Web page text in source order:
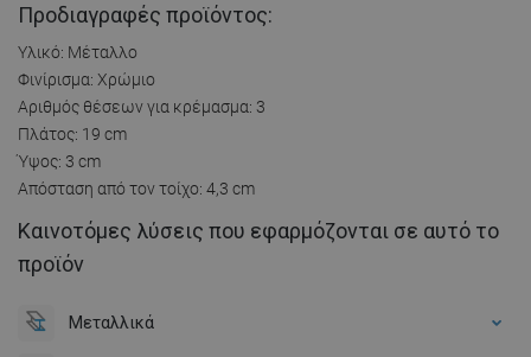
Προδιαγραφές προϊόντος:
Υλικό: Μέταλλο
Φινίρισμα: Χρώμιο
Αριθμός θέσεων για κρέμασμα: 3
Πλάτος: 19 cm
Ύψος: 3 cm
Απόσταση από τον τοίχο: 4,3 cm
Καινοτόμες λύσεις που εφαρμόζονται σε αυτό το
προϊόν
Μεταλλικά